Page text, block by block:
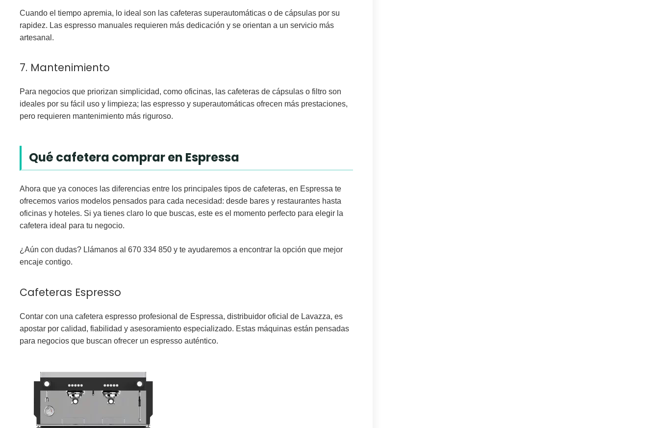
Cuando el tiempo apremia, lo ideal son las cafeteras superautomáticas o de cápsulas por su
rapidez. Las espresso manuales requieren más dedicación y se orientan a un servicio más
artesanal .
7. Mantenimiento
Para negocios que priorizan simplicidad, como oficinas, las cafeteras de cápsulas o filtro son
ideales por su fácil uso y limpieza; las espresso y superautomáticas ofrecen más prestaciones,
pero requieren mantenimiento más riguroso.
Qué cafetera comprar en Espressa
Ahora que ya conoces las diferencias entre los principales tipos de cafeteras, en Espressa te
ofrecemos varios modelos pensados para cada necesidad: desde bares y restaurantes hasta
oficinas y hoteles. Si ya tienes claro lo que buscas, este es el momento perfecto para elegir la
cafetera ideal para tu negocio.
¿Aún con dudas? Llámanos al 670 334 850 y te ayudaremos a encontrar la opción que mejor
encaje contigo.
Cafeteras Espresso
Contar con una cafetera espresso profesional de Espressa, distribuidor oficial de Lavazza, es
apostar por calidad, fiabilidad y asesoramiento especializado. Estas máquinas están pensadas
para negocios que buscan ofrecer un espresso auténtico.